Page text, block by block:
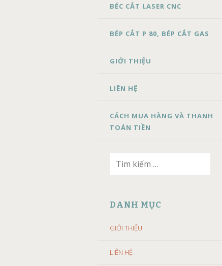
BÉC CẮT LASER CNC
BÉP CẮT P 80, BÉP CẮT GAS
GIỚI THIỆU
LIÊN HỆ
CÁCH MUA HÀNG VÀ THANH
TOÁN TIỀN
DANH MỤC
GIỚI THIỆU
LIÊN HỆ